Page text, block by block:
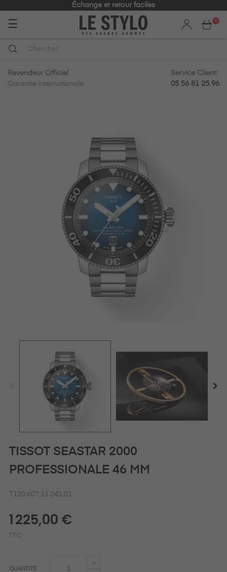
Échange et retour faciles
Basculer
navigation
☰ 0
Revendeur Officiel
Garantie internationale
Service Client:
05 56 81 25 96
TISSOT SEASTAR 2000
PROFESSIONALE 46 MM
T120.607.11.041.01
1 225,00 €
TTC
QUANTITÉ